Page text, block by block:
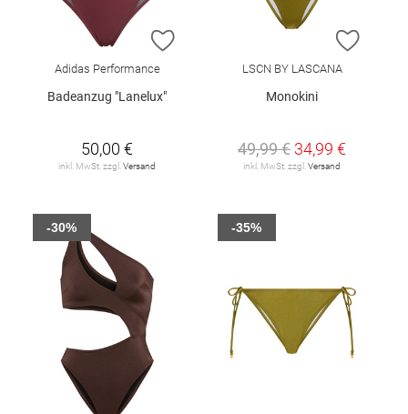
ZUR WUNSCHLISTE HINZUFÜGEN
Adidas Performance
Badeanzug "Lanelux"
50,00 €
inkl. MwSt. zzgl. Versand
ZUR
LSCN BY LASCANA
Monokini
49,99 € 34,99 €
inkl. MwSt. zzgl. Versand
-30% -35%